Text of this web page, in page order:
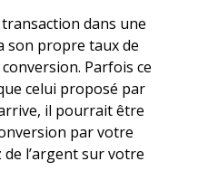
dans une
son propre taux de
Parfois ce
celui proposé par
il pourrait être
par votre
l’argent sur votre